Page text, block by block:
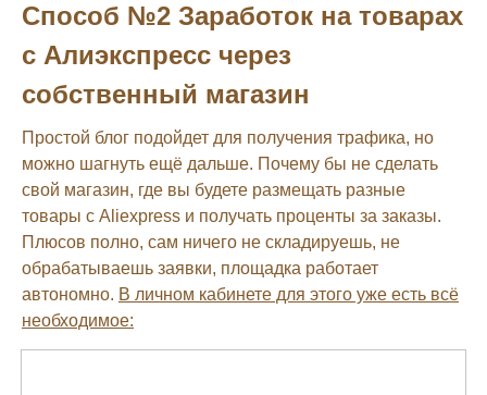
Способ №2 Заработок на товарах
с Алиэкспресс через
собственный магазин
Простой блог подойдет для получения трафика, но
можно шагнуть ещё дальше. Почему бы не сделать
свой магазин, где вы будете размещать разные
товары с Aliexpress и получать проценты за заказы.
Плюсов полно, сам ничего не складируешь, не
обрабатываешь заявки, площадка работает
автономно. В личном кабинете для этого уже есть всё
необходимое: